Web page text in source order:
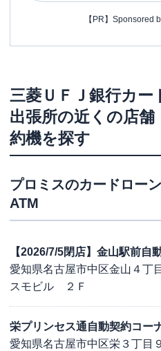
【PR】Sponsored
三菱ＵＦＪ銀行カー
出張所の近くの店舗
約機を探す
プロミスのカードロー
ATM
【2026/7/5閉店】金山駅前自
愛知県名古屋市中区金山４
スモビル ２Ｆ
栄プリンセス通自動契約コー
愛知県名古屋市中区栄３丁